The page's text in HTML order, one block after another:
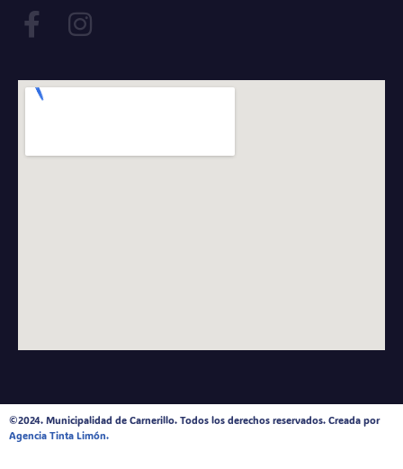
©2024. Municipalidad de Carnerillo. Todos los derechos reservados. Creada por
Agencia Tinta Limón.